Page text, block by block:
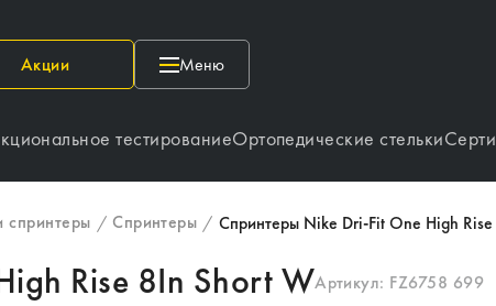
Акции Меню
тестированиеОртопедические стельки
спринтеры / Спринтеры / Спринтеры Nike Dri-Fit One High
Rise 8In Short WАртикул: FZ6758 699